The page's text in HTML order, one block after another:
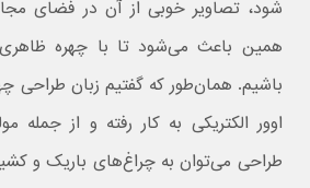
شود، تصاویر خوبی از آن در فضای
همین باعث می‌شود تا با چهره
باشیم. همان‌طور که گفتیم زبان طراحی
اوور الکتریکی به کار رفته و از جمله
طراحی می‌توان به چراغ‌های باریک و